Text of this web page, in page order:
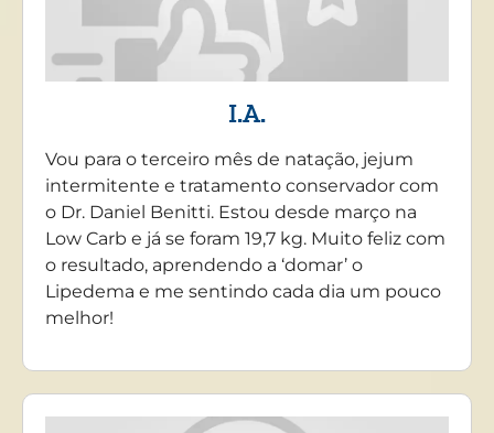
I.A.
Vou para o terceiro mês de natação, jejum
intermitente e tratamento conservador com
o Dr. Daniel Benitti. Estou desde março na
Low Carb e já se foram 19,7 kg. Muito feliz com
o resultado, aprendendo a ‘domar’ o
Lipedema e me sentindo cada dia um pouco
melhor!